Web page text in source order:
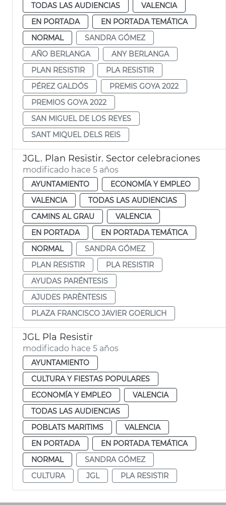
TODAS LAS AUDIENCIAS
VALENCIA
EN PORTADA
EN PORTADA TEMÁTICA
NORMAL
SANDRA GÓMEZ
AÑO BERLANGA
ANY BERLANGA
PLAN RESISTIR
PLA RESISTIR
PÉREZ GALDÓS
PREMIS GOYA 2022
PREMIOS GOYA 2022
SAN MIGUEL DE LOS REYES
SANT MIQUEL DELS REIS
JGL. Plan Resistir. Sector celebraciones
modificado hace 5 años
AYUNTAMIENTO
ECONOMÍA Y EMPLEO
VALENCIA
TODAS LAS AUDIENCIAS
CAMINS AL GRAU
VALENCIA
EN PORTADA
EN PORTADA TEMÁTICA
NORMAL
SANDRA GÓMEZ
PLAN RESISTIR
PLA RESISTIR
AYUDAS PARÉNTESIS
AJUDES PARÈNTESIS
PLAZA FRANCISCO JAVIER GOERLICH
JGL Pla Resistir
modificado hace 5 años
AYUNTAMIENTO
CULTURA Y FIESTAS POPULARES
ECONOMÍA Y EMPLEO
VALENCIA
TODAS LAS AUDIENCIAS
POBLATS MARITIMS
VALENCIA
EN PORTADA
EN PORTADA TEMÁTICA
NORMAL
SANDRA GÓMEZ
CULTURA
JGL PLA RESISTIR